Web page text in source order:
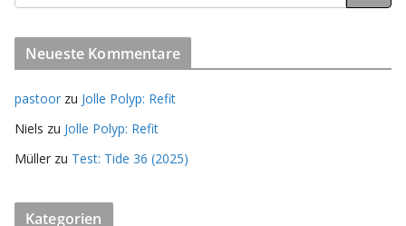
Neueste Kommentare
pastoor zu Jolle Polyp: Refit
Niels zu Jolle Polyp: Refit
Müller zu Test: Tide 36 (2025)
Kategorien